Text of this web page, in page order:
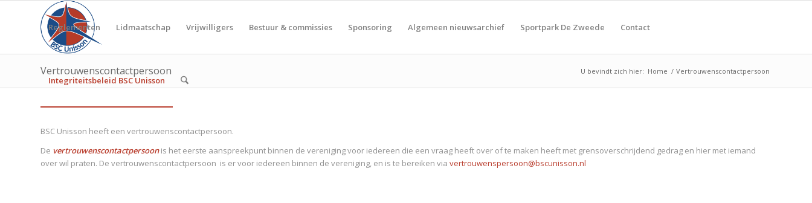
Reglementen Lidmaatschap Vrijwilligers Bestuur & commissies Sponsoring Algemeen nieuwsarchief Sportpark De Zweede Contact
Integriteitsbeleid BSC Unisson
Vertrouwenscontactpersoon U bevindt zich hier: Home / Vertrouwenscontactpersoon
BSC Unisson heeft een vertrouwenscontactpersoon.
De vertrouwenscontactpersoonis het eerste aanspreekpunt binnen de vereniging voor iedereen die een vraag heeft over of te maken heeft met grensoverschrijdend gedrag en hier met iemand
over wil praten. De vertrouwenscontactpersoon is er voor iedereen binnen de vereniging, en is te bereiken via vertrouwenspersoon@bscunisson.nl